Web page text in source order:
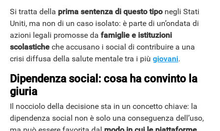
Si tratta della prima sentenza di questo tiponegli Stati
Uniti, ma non di un caso isolato: è parte di un’ondata di
azioni legali promosse da famiglie e istituzioni
scolastiche che accusano i social di contribuire a una
crisi diffusa della salute mentale tra i più giovani.
Dipendenza social: cosa ha convinto la
giuria
Il nocciolo della decisione sta in un concetto chiave: la
dipendenza social non è solo una conseguenza dell’uso,